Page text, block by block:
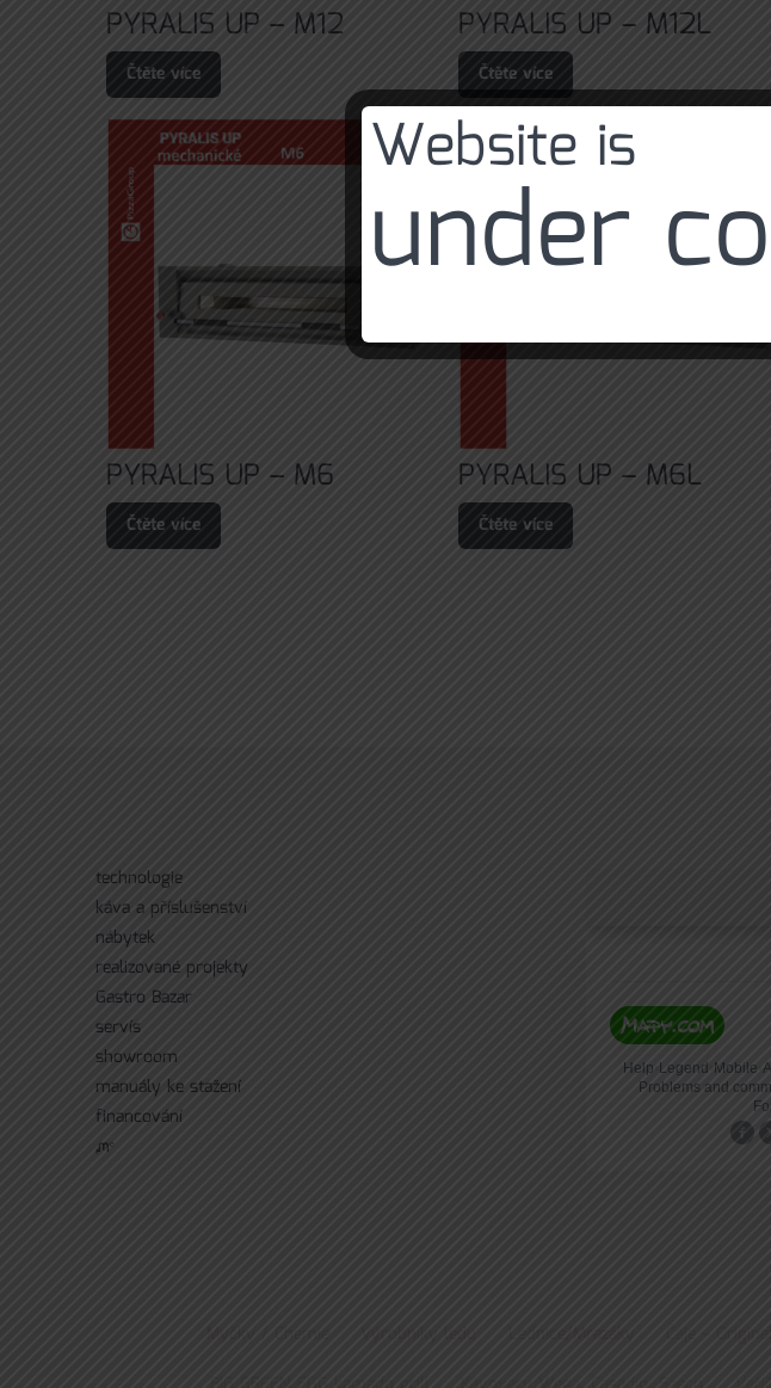
PYRALIS UP – M12
Čtěte více
PYRALIS UP – M12L
Čtěte více
PYRALIS UP – M6
Čtěte více
PYRALIS UP – M6L
Čtěte více
technologie
káva a příslušenství
nábytek
realizované projekty
Gastro Bazar
servís
showroom
manuály ke stažení
financování
ᘻᵉ
Website is
under